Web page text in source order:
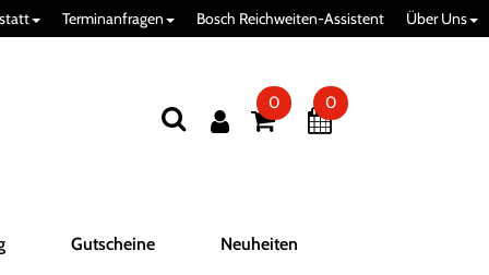
Terminanfragen Bosch Reichweiten-Assistent Über Uns
0 0
Gutscheine Neuheiten